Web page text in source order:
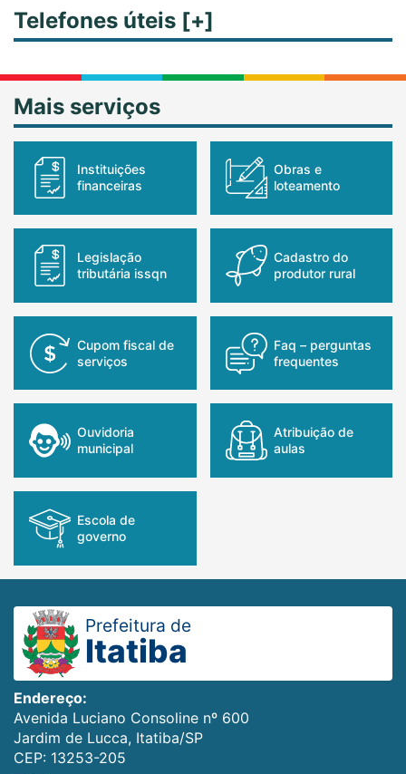
Telefones úteis [+]
Mais serviços
instituições
financeiras
obras e
loteamento
legislação
tributária issqn
cadastro do
produtor rural
cupom fiscal de
serviços
faq – perguntas
frequentes
ouvidoria
municipal
atribuição de
aulas
escola de
governo
Prefeitura de
Itatiba
Endereço:
Avenida Luciano Consoline nº 600
Jardim de Lucca, Itatiba/SP
CEP: 13253-205